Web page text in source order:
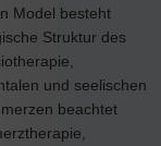
Model besteht
Struktur des
und seelischen
beachtet